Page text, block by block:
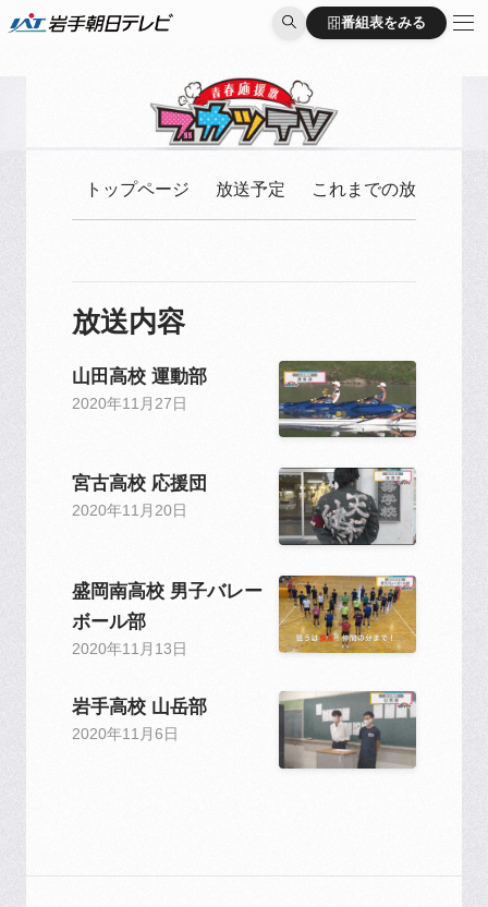
番組表をみる
番組表をみる
トップページ 放送予定 これまでの放送
放送内容
山田高校 運動部
2020年11月27日
宮古高校 応援団
2020年11月20日
盛岡南高校 男子バレー
ボール部
2020年11月13日
岩手高校 山岳部
2020年11月6日